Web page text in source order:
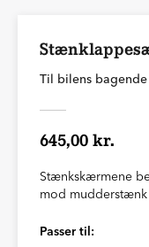
Til bilens bagende
645,00 kr.
Stænkskærmene
mod mudderstænk
Passer til: